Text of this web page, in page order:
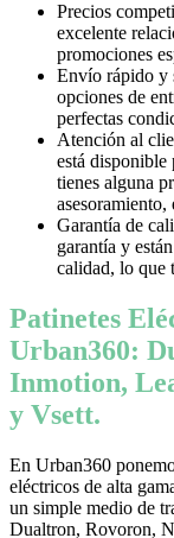
Precios
excelente
promociones
Envío rápido y
opciones de
perfectas
Atención al
está disponible
tienes alguna
asesoramiento,
Garantía de
garantía y
calidad, lo que
Patinetes
Urban360:
Inmotion,
y Vsett.
En Urban360
eléctricos de alta
un simple medio de
Dualtron, Rovoron,